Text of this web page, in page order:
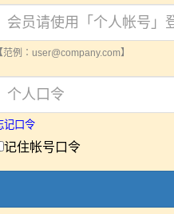
【范例：user@company.com】
记口令
记住帐号口令